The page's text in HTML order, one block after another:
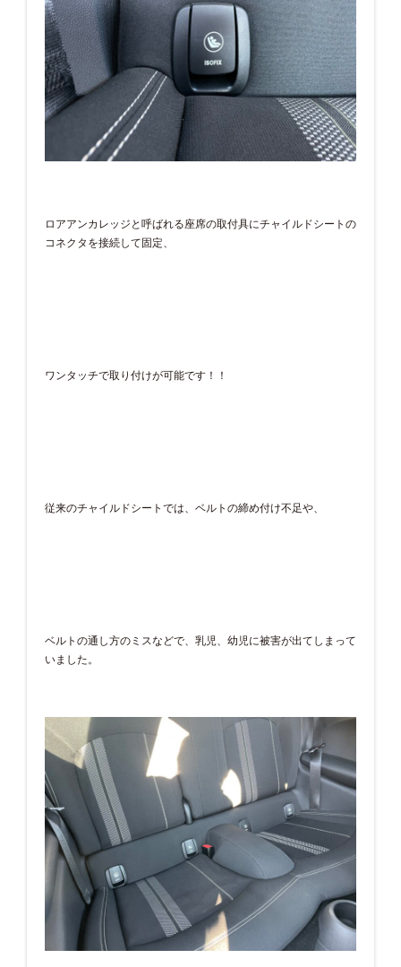
ロアアンカレッジと呼ばれる座席の取付具にチャイルドシートの
コネクタを接続して固定、
ワンタッチで取り付けが可能です！！
従来のチャイルドシートでは、ベルトの締め付け不足や、
ベルトの通し方のミスなどで、乳児、幼児に被害が出てしまって
いました。